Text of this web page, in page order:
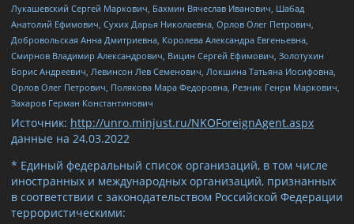
Лукашевский Сергей Маркович, Бахмин Вячеслав Иванович, Шабад
Анатолий Ефимович, Сухих Дарья Николаевна, Орлов Олег Петрович,
Добровольская Анна Дмитриевна, Королева Александра Евгеньевна,
Смирнов Владимир Александрович, Вицин Сергей Ефимович, Золотухин
Борис Андреевич, Левинсон Лев Семенович, Локшина Татьяна Иосифовна,
Орлов Олег Петрович, Полякова Мара Федоровна, Резник Генри Маркович,
Захаров Герман Константинович
Источник: http://unro.minjust.ru/NKOForeignAgent.aspx
данные на 24.03.2022
* Единый федеральный список организаций, в том числе
иностранных и международных организаций, признанных
в соответствии с законодательством Российской Федерации
террористическими: